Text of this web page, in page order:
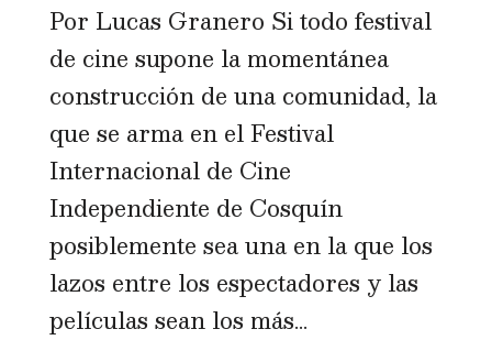
Por Lucas Granero Si todo festival
de cine supone la momentánea
construcción de una comunidad, la
que se arma en el Festival
Internacional de Cine
Independiente de Cosquín
posiblemente sea una en la que los
lazos entre los espectadores y las
películas sean los más...